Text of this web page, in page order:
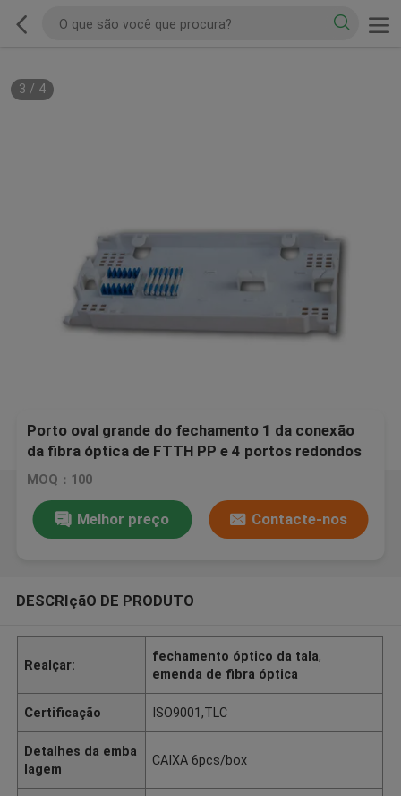
3 / 4
Porto oval grande do fechamento 1 da conexão
da fibra óptica de FTTH PP e 4 portos redondos
pequenos
MOQ：100
Melhor preço Contacte-nos
DESCRIçãO DE PRODUTO
Realçar:
fechamento óptico da tala,
emenda de fibra óptica
Certificação ISO9001,TLC
Detalhes da emba
lagem
CAIXA 6pcs/box